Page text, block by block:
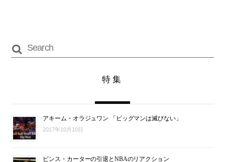
特集
アキーム・オラジュワン 「ビッグマンは滅びない」
2017年10月10日
ビンス・カーターの引退とNBAのリアクション